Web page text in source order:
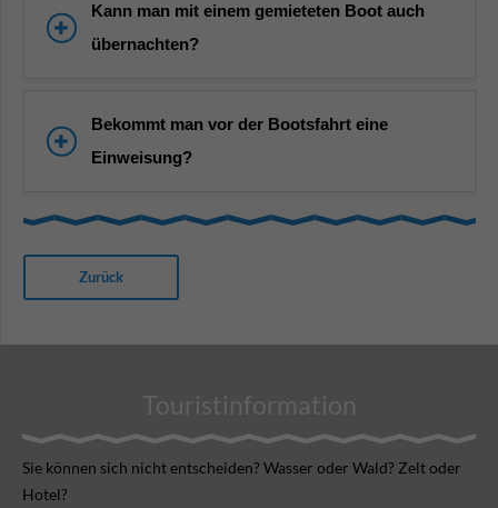
Kann man mit einem gemieteten Boot auch
übernachten?
Bekommt man vor der Bootsfahrt eine
Einweisung?
Zurück
Touristinformation
Sie können sich nicht ent­scheiden? Wasser oder Wald? Zelt oder
Hotel?